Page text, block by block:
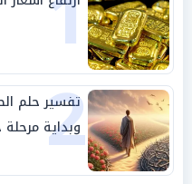
2
تفسير حلم
وبداية